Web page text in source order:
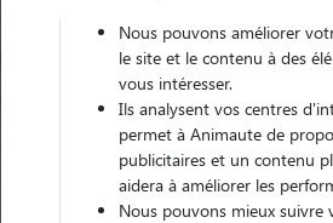
Pour quel
Trouver mon Pet
Nous pouvons améliorer
le site et le contenu à des
vous intéresser.
Ils analysent vos centres
permet à Animaute de
publicitaires et un contenu
aidera à améliorer les
Nous pouvons mieux suivre